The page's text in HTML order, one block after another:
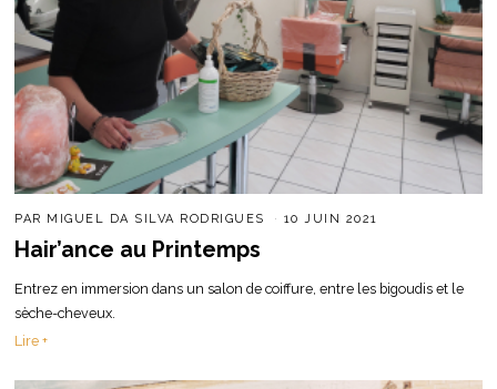
PAR MIGUEL DA SILVA RODRIGUES 10 JUIN 2021
Hair’ance au Printemps
Entrez en immersion dans un salon de coiffure, entre les bigoudis et le
sèche-cheveux.
Lire +